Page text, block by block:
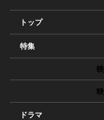
トップ
特集
ドラマ